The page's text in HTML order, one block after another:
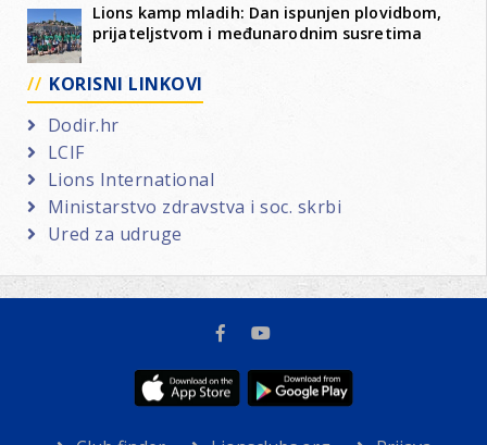
Lions kamp mladih: Dan ispunjen plovidbom,
prijateljstvom i međunarodnim susretima
KORISNI LINKOVI
Dodir.hr
LCIF
Lions International
Ministarstvo zdravstva i soc. skrbi
Ured za udruge